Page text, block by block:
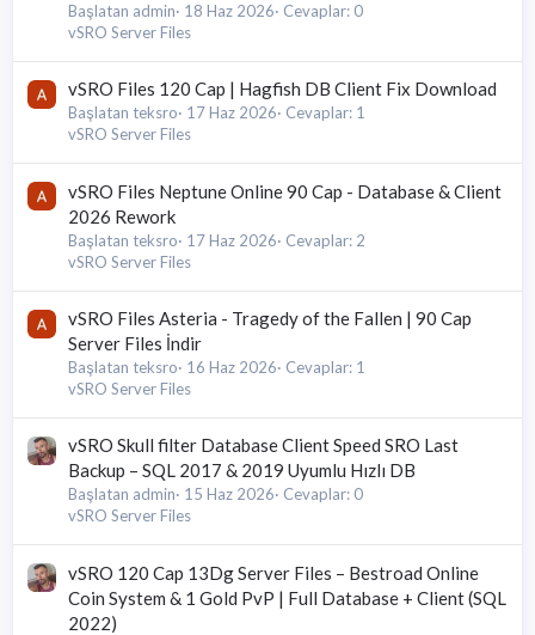
Başlatan admin 18 Haz 2026 Cevaplar: 0
vSRO Server Files
vSRO Files 120 Cap | Hagfish DB Client Fix Download
Başlatan teksro 17 Haz 2026 Cevaplar: 1
vSRO Server Files
vSRO Files Neptune Online 90 Cap - Database & Client
2026 Rework
Başlatan teksro 17 Haz 2026 Cevaplar: 2
vSRO Server Files
vSRO Files Asteria - Tragedy of the Fallen | 90 Cap
Server Files İndir
Başlatan teksro 16 Haz 2026 Cevaplar: 1
vSRO Server Files
vSRO Skull filter Database Client Speed SRO Last
Backup – SQL 2017 & 2019 Uyumlu Hızlı DB
Başlatan admin 15 Haz 2026 Cevaplar: 0
vSRO Server Files
vSRO 120 Cap 13Dg Server Files – Bestroad Online
Coin System & 1 Gold PvP | Full Database + Client (SQL
2022)